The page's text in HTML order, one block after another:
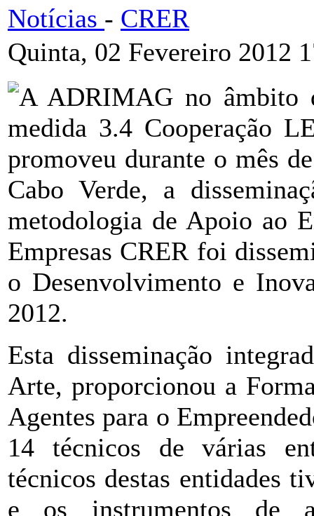
Notícias - CRER
Quinta, 02 Fevereiro 2012
A ADRIMAG no âmbito
medida 3.4 Cooperação
promoveu durante o mês
Cabo Verde, a
metodologia de Apoio ao
Empresas CRER foi
o Desenvolvimento e
2012.
Esta disseminação
Arte, proporcionou a
Agentes para o
14 técnicos de várias
técnicos destas entidades
e os instrumentos de